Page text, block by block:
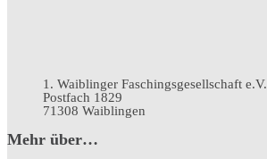
1. Waiblinger Faschingsgesellschaft e.V.
Postfach 1829
71308 Waiblingen
Mehr über…